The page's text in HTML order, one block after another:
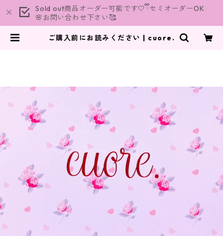
Sold out商品オーダー可能です🤍ྀིセミオーダーOK
🌸お問い合わせ下さい🥰
ご購入前にお読みください | cuore.